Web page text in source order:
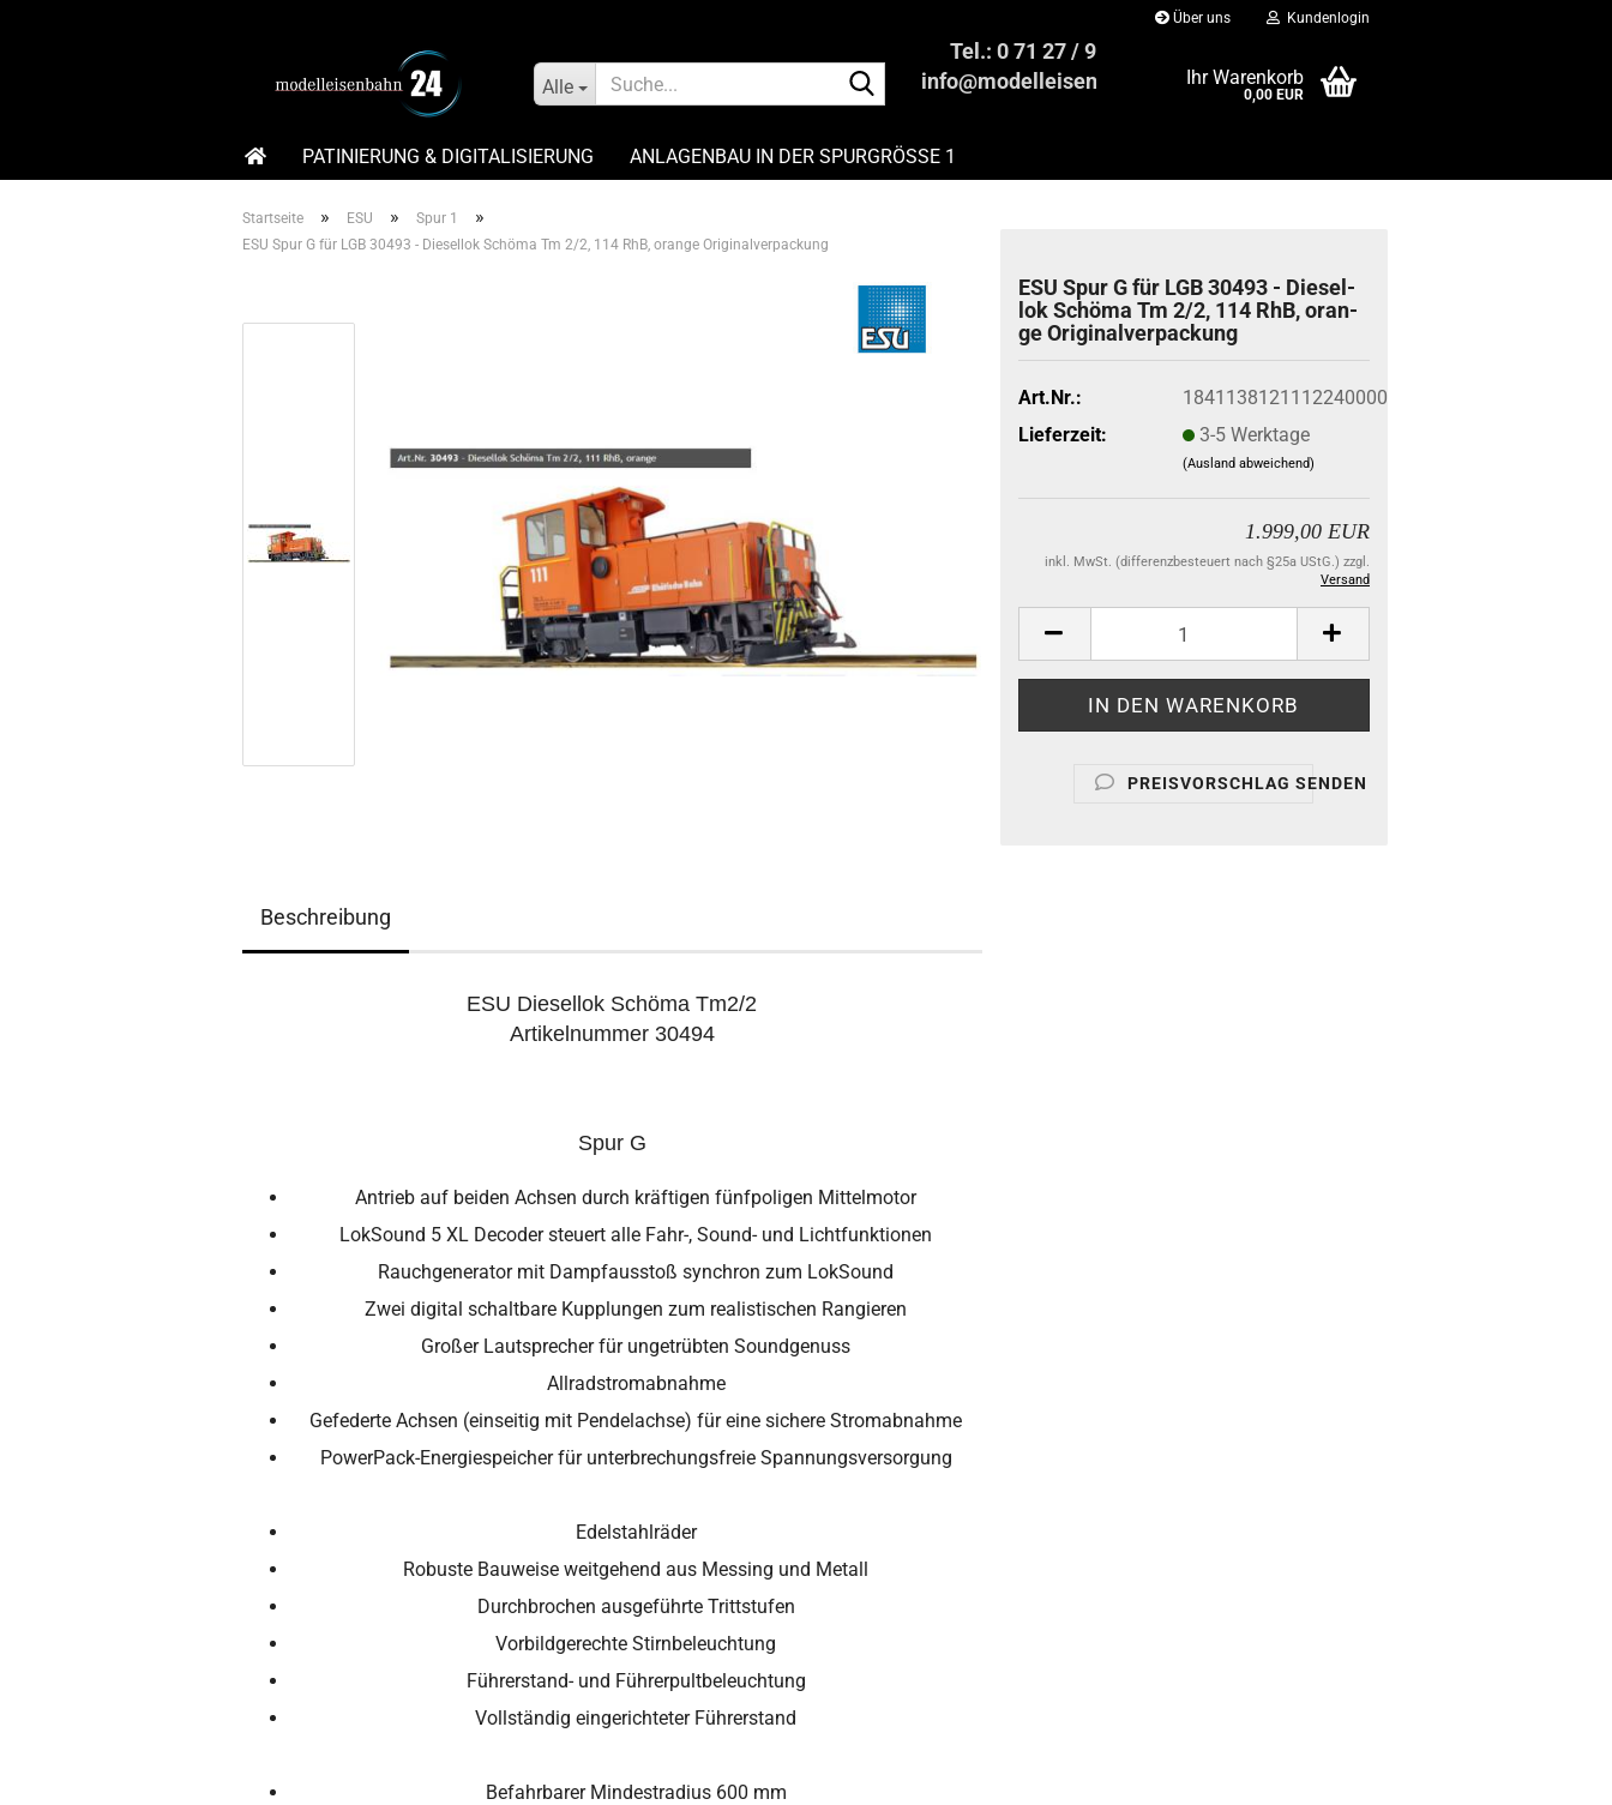
Über uns Kundenlogin
Alle
Suche...
Tel.: 0 71 27 / 949 88 21
info@modelleisenbahn24.netIhr Warenkorb
0,00 EUR
PATINIERUNG & DIGITALISIERUNG ANLAGENBAU IN DER SPURGRÖSSE 1
Startseite » ESU » Spur 1 »
ESU Spur G für LGB 30493 - Diesellok Schöma Tm 2/2, 114 RhB, orange Originalverpackung
ESU Spur G für LGB 30493 - Die­sel­
lok Schö­ma Tm 2/2, 114 RhB, oran­
ge Ori­gi­nal­ver­pa­ckung
Art.Nr.:
1841138121112240000
Lieferzeit:
3-5 Werktage
(Ausland abweichend)
1.999,00 EUR
inkl. MwSt. (differenzbesteuert nach §25a UStG.) zzgl.
Versand
PREISVORSCHLAG SENDEN
Beschreibung
ESU Diesellok Schöma Tm2/2
Artikelnummer 30494
Spur G
Antrieb auf beiden Achsen durch kräftigen fünfpoligen Mittelmotor
LokSound 5 XL Decoder steuert alle Fahr-, Sound- und Lichtfunktionen
Rauchgenerator mit Dampfausstoß synchron zum LokSound
Zwei digital schaltbare Kupplungen zum realistischen Rangieren
Großer Lautsprecher für ungetrübten Soundgenuss
Allradstromabnahme
Gefederte Achsen (einseitig mit Pendelachse) für eine sichere Stromabnahme
PowerPack-Energiespeicher für unterbrechungsfreie Spannungsversorgung
Edelstahlräder
Robuste Bauweise weitgehend aus Messing und Metall
Durchbrochen ausgeführte Trittstufen
Vorbildgerechte Stirnbeleuchtung
Führerstand- und Führerpultbeleuchtung
Vollständig eingerichteter Führerstand
Befahrbarer Mindestradius 600 mm